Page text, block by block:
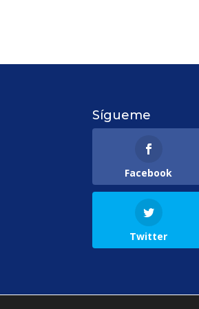
Sígueme
Facebook
Twitter